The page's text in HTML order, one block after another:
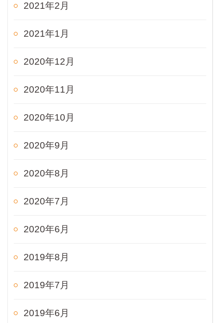
2021年2月
2021年1月
2020年12月
2020年11月
2020年10月
2020年9月
2020年8月
2020年7月
2020年6月
2019年8月
2019年7月
2019年6月